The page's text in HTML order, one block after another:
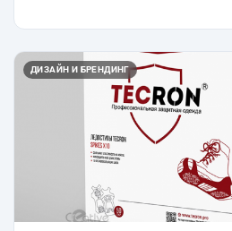
ДИЗАЙН И БРЕНДИНГ